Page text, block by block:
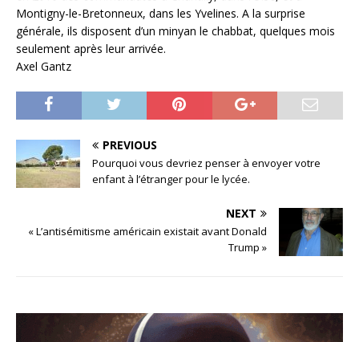
Montigny-le-Bretonneux, dans les Yvelines. A la surprise
générale, ils disposent d’un minyan le chabbat, quelques mois
seulement après leur arrivée.
Axel Gantz
PREVIOUS
Pourquoi vous devriez penser à envoyer votre
enfant à l’étranger pour le lycée.
NEXT
« L’antisémitisme américain existait avant Donald
Trump »